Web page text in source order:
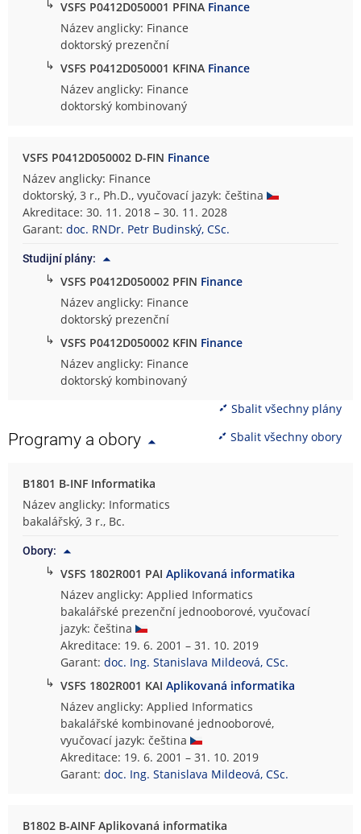
↳ VSFS P0412D050001 PFINA Finance
Název anglicky: Finance
doktorský prezenční
↳ VSFS P0412D050001 KFINA Finance
Název anglicky: Finance
doktorský kombinovaný
VSFS P0412D050002 D-FIN Finance
Název anglicky: Finance
doktorský, 3 r., Ph.D., vyučovací jazyk: čeština
Akreditace: 30. 11. 2018 – 30. 11. 2028
Garant:doc. RNDr. Petr Budinský, CSc.
Studijní plány:
↳ VSFS P0412D050002 PFIN Finance
Název anglicky: Finance
doktorský prezenční
↳ VSFS P0412D050002 KFIN Finance
Název anglicky: Finance
doktorský kombinovaný
Sbalit všechny plány
Programy a obory Sbalit všechny obory
B1801 B-INF Informatika
Název anglicky: Informatics
bakalářský, 3 r., Bc.
Obory:
↳ VSFS 1802R001 PAIAplikovaná informatika
Název anglicky: Applied Informatics
bakalářské prezenční jednooborové, vyučovací
jazyk: čeština
Akreditace: 19. 6. 2001 – 31. 10. 2019
Garant:doc. Ing. Stanislava Mildeová, CSc.
↳ VSFS 1802R001 KAIAplikovaná informatika
Název anglicky: Applied Informatics
bakalářské kombinované jednooborové,
vyučovací jazyk: čeština
Akreditace: 19. 6. 2001 – 31. 10. 2019
Garant:doc. Ing. Stanislava Mildeová, CSc.
B1802 B-AINF Aplikovaná informatika